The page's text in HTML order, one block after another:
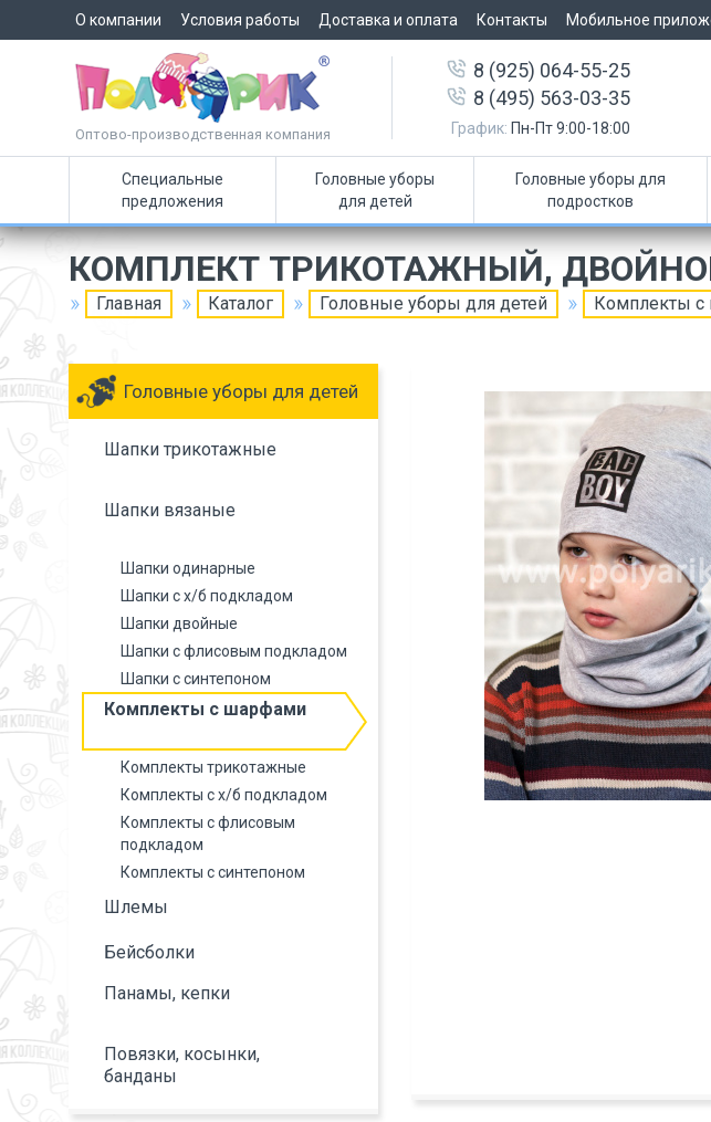
О компании Условия работы Доставка и оплата Контакты Мобильное
Оптово-производственная компания
8 (925) 064-55-25
8 (495) 563-03-35
График: Пн-Пт 9:00-18:00
Специальные
предложения
Головные уборы
для детей
Головные уборы для
подростков
КОМПЛЕКТ ТРИКОТАЖНЫЙ,
Главная Каталог Головные уборы для детей Комплекты
Головные уборы для детей
Шапки трикотажные
Шапки вязаные
Шапки одинарные
Шапки с х/б подкладом
Шапки двойные
Шапки с флисовым подкладом
Шапки с синтепоном
Комплекты с шарфами
Комплекты трикотажные
Комплекты с х/б подкладом
Комплекты с флисовым
подкладом
Комплекты с синтепоном
Шлемы
Бейсболки
Панамы, кепки
Повязки, косынки,
банданы